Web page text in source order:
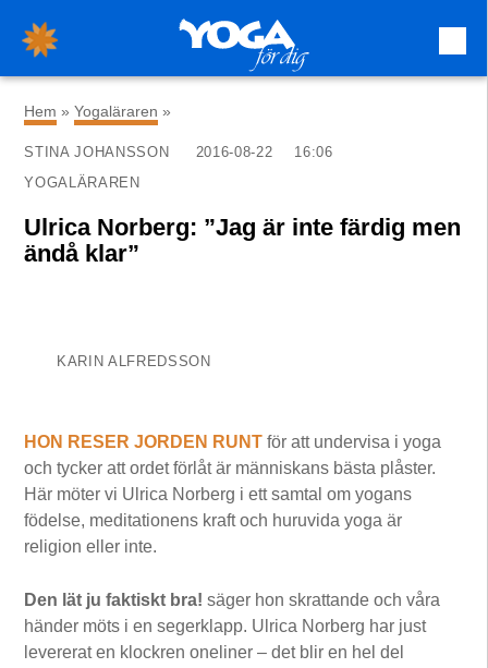
×
Hem »Yogaläraren »
STINA JOHANSSON 2016-08-22
16:06
YOGALÄRAREN
Ulrica Norberg: ”Jag är inte färdig men
ändå klar”
KARIN ALFREDSSON
HON RESER JORDEN RUNT för att undervisa i yoga
och tycker att ordet förlåt är människans bästa plåster.
Här möter vi Ulrica Norberg i ett samtal om yogans
födelse, meditationens kraft och huruvida yoga är
religion eller inte.
Den lät ju faktiskt bra! säger hon skrattande och våra
händer möts i en segerklapp. Ulrica Norberg har just
levererat en klockren oneliner – det blir en hel del